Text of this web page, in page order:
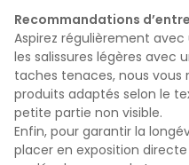
Recommandations
Aspirez régulièrement
les salissures légères avec
taches tenaces, nous
produits adaptés selon le
petite partie non visible.
Enfin, pour garantir la
placer en exposition